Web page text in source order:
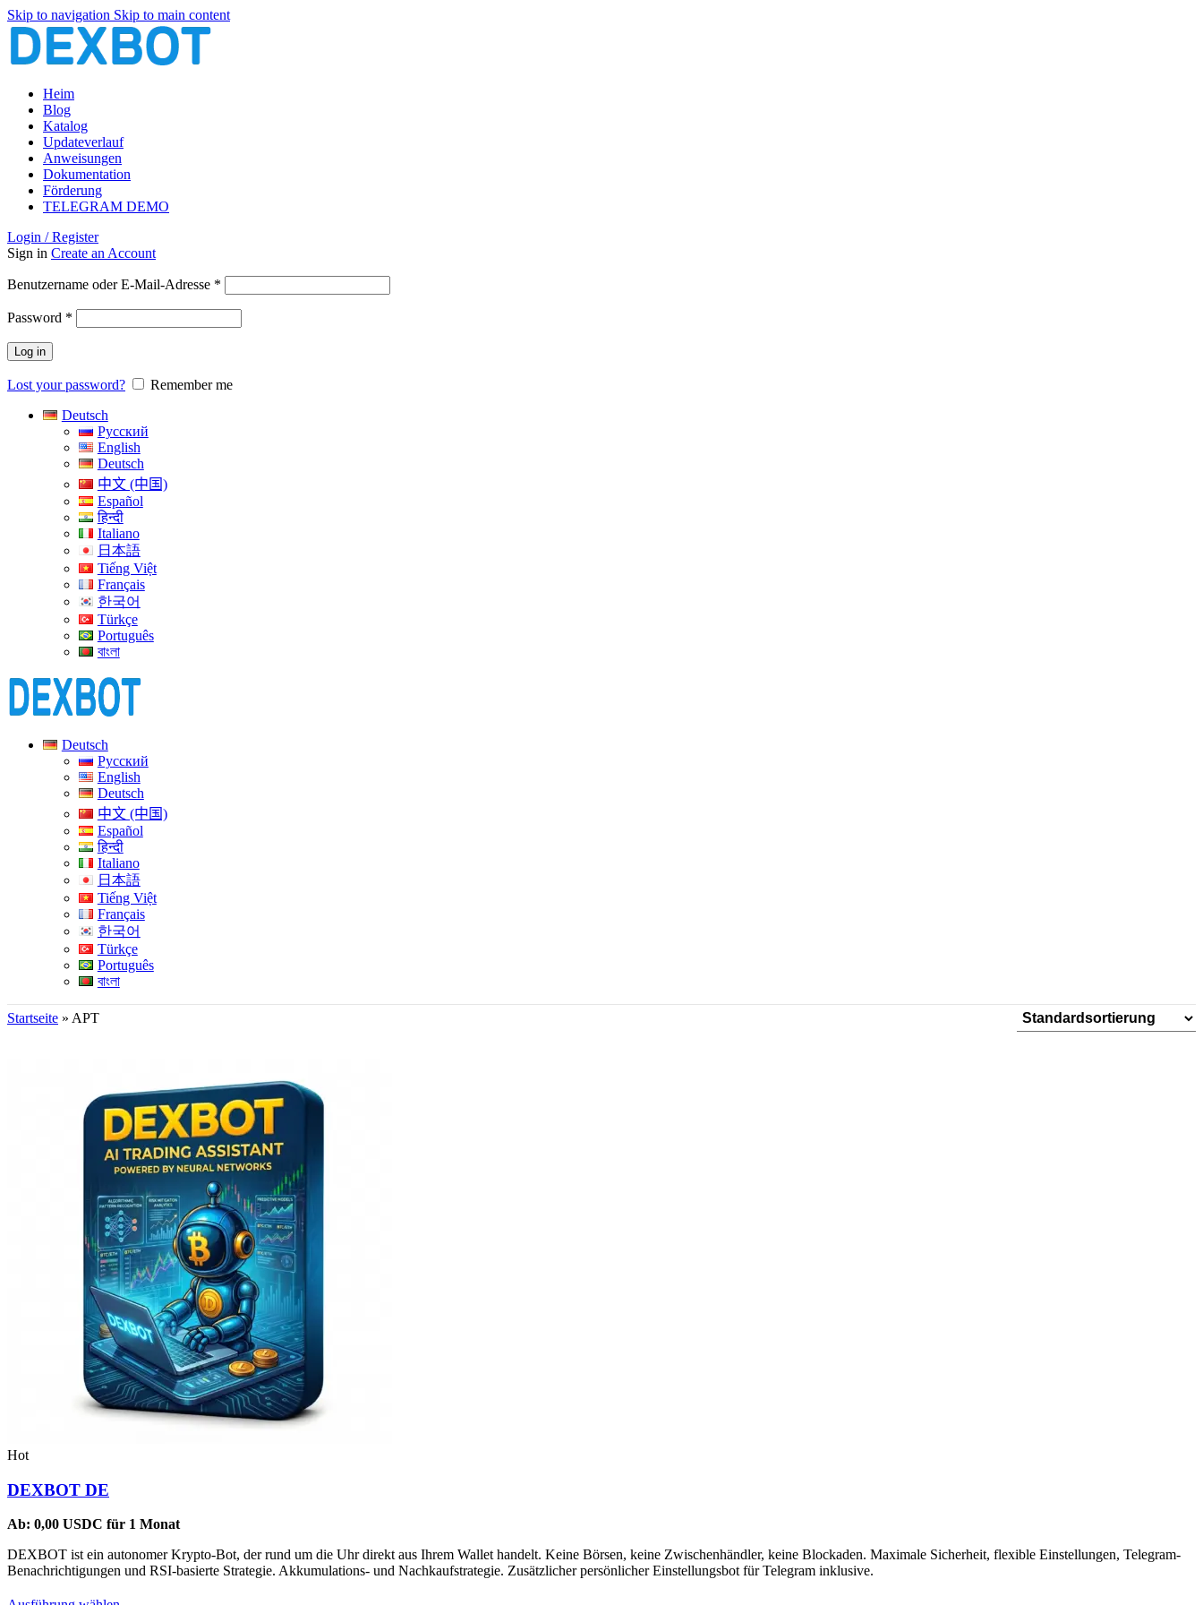
Skip to navigation Skip to main content
Heim
Blog
Katalog
Updateverlauf
Anweisungen
Dokumentation
Förderung
TELEGRAM DEMO
Login / Register
Sign in Create an Account
Benutzername oder E-Mail-Adresse *
Password *
Log in
Lost your password?
Remember me
Deutsch
Русский
English
Deutsch
中文 (中国)
Español
हिन्दी
Italiano
日本語
Tiếng Việt
Français
한국어
Türkçe
Português
বাংলা
Deutsch
Русский
English
Deutsch
中文 (中国)
Español
हिन्दी
Italiano
日本語
Tiếng Việt
Français
한국어
Türkçe
Português
বাংলা
Startseite » APT
Hot
DEXBOT DE
Ab: 0,00 USDC für 1 Monat
DEXBOT ist ein autonomer Krypto-Bot, der rund um die Uhr direkt aus Ihrem Wallet handelt. Keine Börsen, keine Zwischenhändler, keine Blockaden. Maximale Sicherheit, flexible Einstellungen, Telegram-
Benachrichtigungen und RSI-basierte Strategie. Akkumulations- und Nachkaufstrategie. Zusätzlicher persönlicher Einstellungsbot für Telegram inklusive.